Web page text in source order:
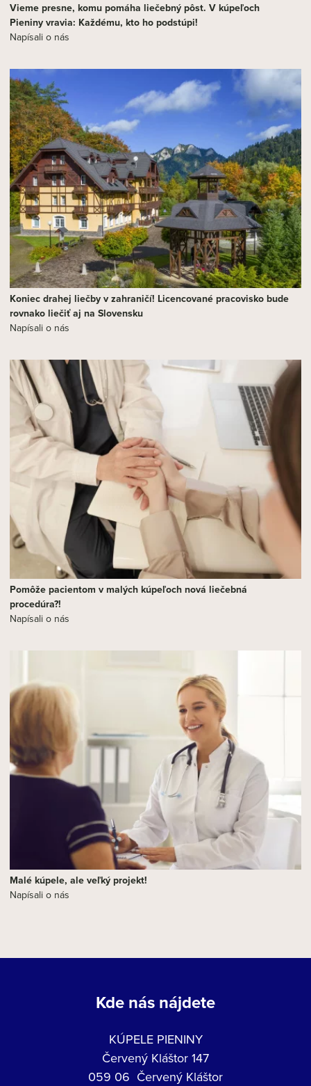
Vieme presne, komu pomáha liečebný pôst. V kúpeľoch
Pieniny vravia: Každému, kto ho podstúpi!
Napísali o nás
Koniec drahej liečby v zahraničí! Licencované pracovisko bude
rovnako liečiť aj na Slovensku
Napísali o nás
Pomôže pacientom v malých kúpeľoch nová liečebná
procedúra?!
Napísali o nás
Malé kúpele, ale veľký projekt!
Napísali o nás
Kde nás nájdete
KÚPELE PIENINY
Červený Kláštor 147
059 06 Červený Kláštor